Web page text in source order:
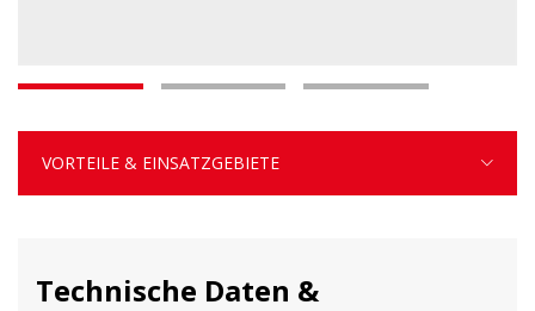
VORTEILE & EINSATZGEBIETE
Technische Daten &